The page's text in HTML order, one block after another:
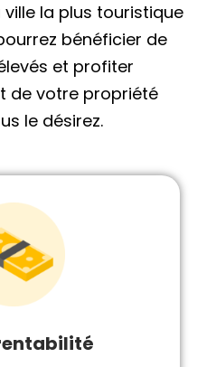
la plus touristique
bénéficier de
et profiter
de votre propriété
le désirez.